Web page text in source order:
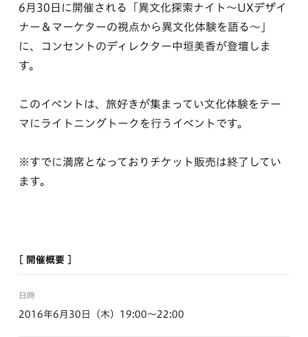
6月30日に開催される「異文化探索ナイト～UXデザイ
ナー＆マーケターの視点から異文化体験を語る～」
に、コンセントのディレクター中垣美香が登壇しま
す。
このイベントは、旅好きが集まってい文化体験をテー
マにライトニングトークを行うイベントです。
※すでに満席となっておりチケット販売は終了してい
ます。
[ 開催概要 ]
日時
2016年6月30日（木）19:00〜22:00